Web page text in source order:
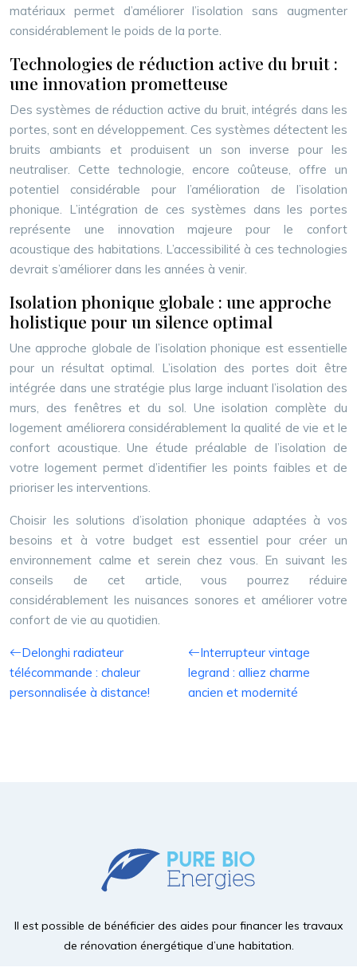
matériaux permet d’améliorer l’isolation sans augmenter
considérablement le poids de la porte.
Technologies de réduction active du bruit :
une innovation prometteuse
Des systèmes de réduction active du bruit, intégrés dans les
portes, sont en développement. Ces systèmes détectent les
bruits ambiants et produisent un son inverse pour les
neutraliser. Cette technologie, encore coûteuse, offre un
potentiel considérable pour l’amélioration de l’isolation
phonique. L’intégration de ces systèmes dans les portes
représente une innovation majeure pour le confort
acoustique des habitations. L’accessibilité à ces technologies
devrait s’améliorer dans les années à venir.
Isolation phonique globale : une approche
holistique pour un silence optimal
Une approche globale de l’isolation phonique est essentielle
pour un résultat optimal. L’isolation des portes doit être
intégrée dans une stratégie plus large incluant l’isolation des
murs, des fenêtres et du sol. Une isolation complète du
logement améliorera considérablement la qualité de vie et le
confort acoustique. Une étude préalable de l’isolation de
votre logement permet d’identifier les points faibles et de
prioriser les interventions.
Choisir les solutions d’isolation phonique adaptées à vos
besoins et à votre budget est essentiel pour créer un
environnement calme et serein chez vous. En suivant les
conseils de cet article, vous pourrez réduire
considérablement les nuisances sonores et améliorer votre
confort de vie au quotidien.
Delonghi radiateur
télécommande : chaleur
personnalisée à distance!
Interrupteur vintage
legrand : alliez charme
ancien et modernité
Il est possible de bénéficier des aides pour financer les travaux
de rénovation énergétique d’une habitation.